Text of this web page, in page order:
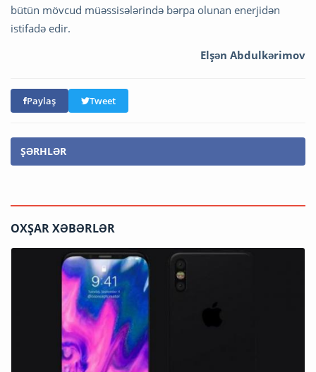
bütün mövcud müəssisələrində bərpa olunan enerjidən
istifadə edir.
Elşən Abdulkərimov
Paylaş Tweet
ŞƏRHLƏR
OXŞAR XƏBƏRLƏR